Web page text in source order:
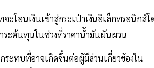
โอนเงินเข้าสู่กระเป๋าเงินอิเล็กทรอนิกส์โ
ระต้นทุนในช่วงที่ราคาน้ำมันผันผวน
ะทบที่อาจเกิดขึ้นต่อผู้มีส่วนเกี่ยวข้องใน